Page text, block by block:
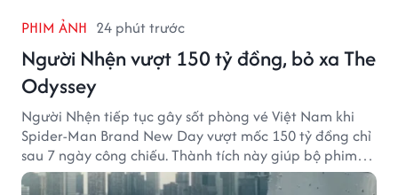
PHIM ẢNH 24 phút trước
Người Nhện vượt 150 tỷ đồng, bỏ xa The
Odyssey
Người Nhện tiếp tục gây sốt phòng vé Việt Nam khi
Spider-Man Brand New Day vượt mốc 150 tỷ đồng chỉ
sau 7 ngày công chiếu. Thành tích này giúp bộ phim
của Tom Holland tạo khoảng cách đáng kể với The